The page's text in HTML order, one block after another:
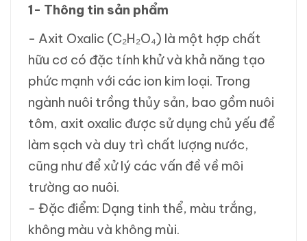
1- Thông tin sản phẩm
- Axit Oxalic (C₂H₂O₄) là một hợp chất
hữu cơ có đặc tính khử và khả năng tạo
phức mạnh với các ion kim loại. Trong
ngành nuôi trồng thủy sản, bao gồm nuôi
tôm, axit oxalic được sử dụng chủ yếu để
làm sạch và duy trì chất lượng nước,
cũng như để xử lý các vấn đề về môi
trường ao nuôi.
- Đặc điểm: Dạng tinh thể, màu trắng,
không màu và không mùi.